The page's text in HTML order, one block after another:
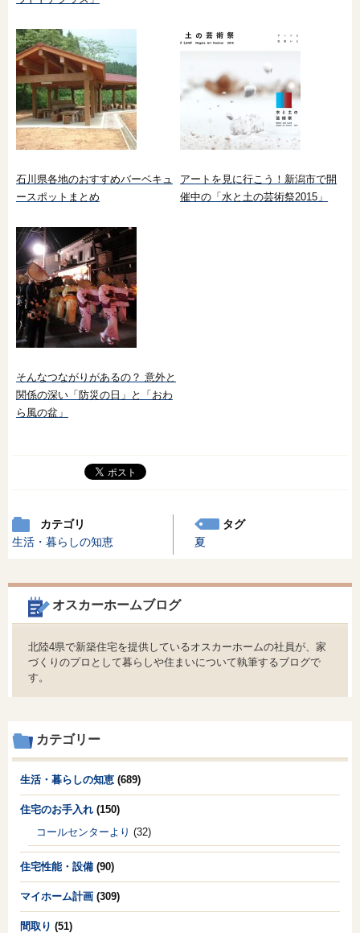
石川県各地のおすすめバーベキュ
ースポットまとめ
アートを見に行こう！新潟市で開
催中の「水と土の芸術祭2015」
そんなつながりがあるの？ 意外と
関係の深い「防災の日」と「おわ
ら風の盆」
カテゴリ
生活・暮らしの知恵
タグ
夏
オスカーホームブログ
北陸4県で新築住宅を提供しているオスカーホームの社員が、家
づくりのプロとして暮らしや住まいについて執筆するブログで
す。
カテゴリー
生活・暮らしの知恵 (689)
住宅のお手入れ (150)
コールセンターより (32)
住宅性能・設備 (90)
マイホーム計画 (309)
間取り (51)